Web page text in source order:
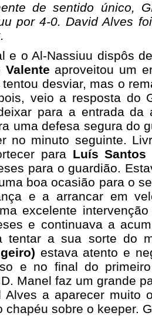
de sentido único,
por 4-0. David Alves
e o Al-Nassiuu dispôs
Valente aproveitou um
desviar, mas o
veio a resposta do
para a entrada da
uma defesa segura do
no minuto seguinte.
para Luís Santos
para o guardião.
boa ocasião para o
e a arrancar em
excelente
e continuava a
tentar a sua sorte do
estava atento e
e no final do
Manel faz um grande
a aparecer muito
chapéu sobre o keeper.